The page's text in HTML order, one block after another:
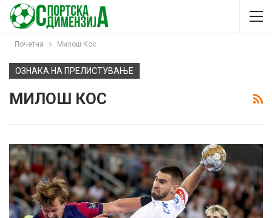
Почетна Милош Кос
ОЗНАКА НА ПРЕЛИСТУВАЊЕ
МИЛОШ КОС